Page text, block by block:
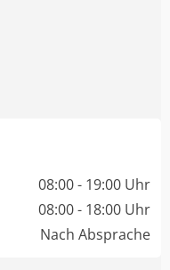
08:00 - 19:00 Uhr
08:00 - 18:00 Uhr
Nach Absprache